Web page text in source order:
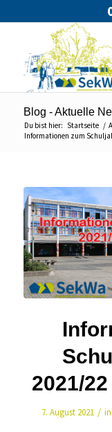
Blog - Aktuelle
Du bist hier: Startseite /
Informationen zum
2021/
7. August 2021 /